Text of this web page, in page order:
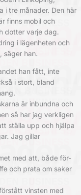
i tre månader. Den här
finns mobil och
dotter varje dag.
i lägenheten och
säger han.
han fått, inte
i stort, bland
är inbundna och
så har jag verkligen
ställa upp och hjälpa
Jag gillar
med att, både för-
och prata om saker
vinsten med